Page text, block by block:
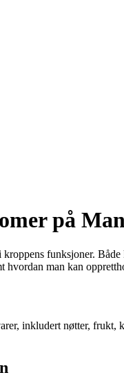
på
funksjoner.
hvordan man kan
inkludert nøtter,